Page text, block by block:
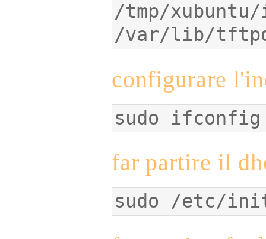
/tmp/
/var/lib/
configurare
sudo ifconfig
far partire il
sudo /etc/